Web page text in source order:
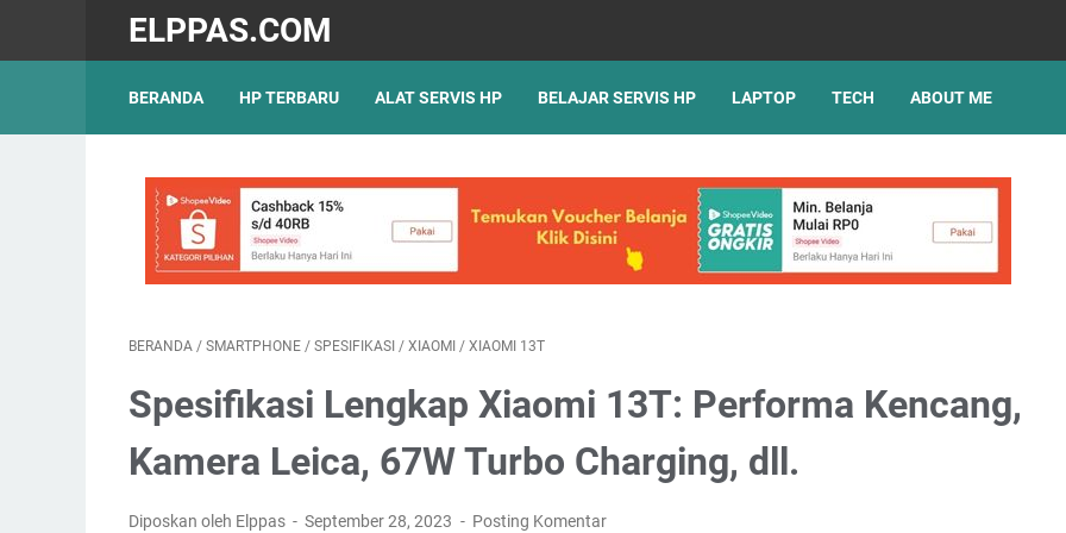
ELPPAS.COM
BERANDA HP TERBARU ALAT SERVIS HP BELAJAR SERVIS HP LAPTOP TECH ABOUT ME
BERANDA / SMARTPHONE / SPESIFIKASI / XIAOMI / XIAOMI 13T
Spesifikasi Lengkap Xiaomi 13T: Performa Kencang,
Kamera Leica, 67W Turbo Charging, dll.
Diposkan oleh Elppas September 28, 2023 Posting Komentar